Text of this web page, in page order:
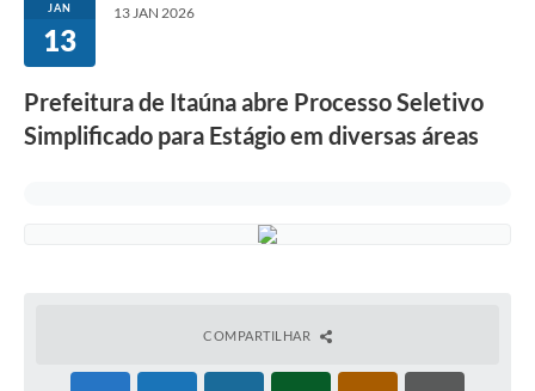
JAN
13
13 JAN 2026
Prefeitura de Itaúna abre Processo Seletivo
Simplificado para Estágio em diversas áreas
COMPARTILHAR